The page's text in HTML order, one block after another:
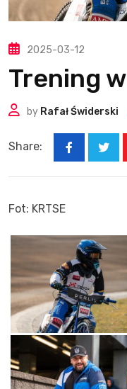
2025-03-12
Trening
by Rafał Świderski
Share:
Fot: KRTSE